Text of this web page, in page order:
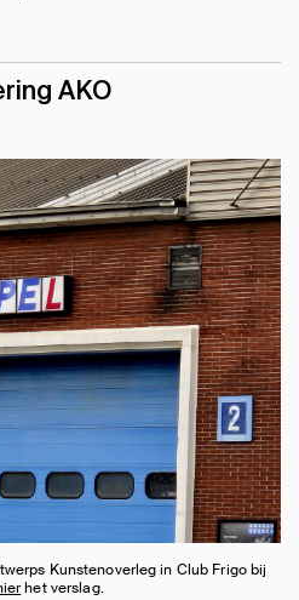
AKO
Kunstenoverleg in Club Frigo bij
het verslag.